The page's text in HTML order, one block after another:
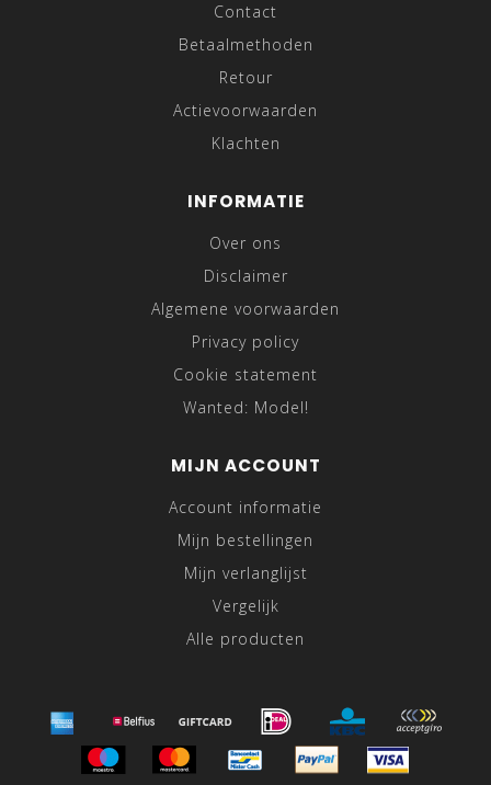
Contact
Betaalmethoden
Retour
Actievoorwaarden
Klachten
INFORMATIE
Over ons
Disclaimer
Algemene voorwaarden
Privacy policy
Cookie statement
Wanted: Model!
MIJN ACCOUNT
Account informatie
Mijn bestellingen
Mijn verlanglijst
Vergelijk
Alle producten